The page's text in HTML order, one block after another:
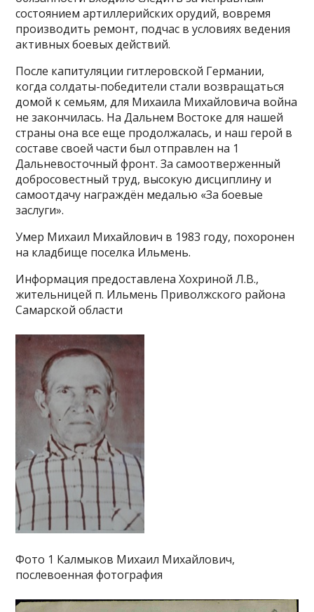
состоянием артиллерийских орудий, вовремя
производить ремонт, подчас в условиях ведения
активных боевых действий.
После капитуляции гитлеровской Германии,
когда солдаты-победители стали возвращаться
домой к семьям, для Михаила Михайловича война
не закончилась. На Дальнем Востоке для нашей
страны она все еще продолжалась, и наш герой в
составе своей части был отправлен на 1
Дальневосточный фронт. За самоотверженный
добросовестный труд, высокую дисциплину и
самоотдачу награждён медалью «За боевые
заслуги».
Умер Михаил Михайлович в 1983 году, похоронен
на кладбище поселка Ильмень.
Информация предоставлена Хохриной Л.В.,
жительницей п. Ильмень Приволжского района
Самарской области
Фото 1 Калмыков Михаил Михайлович,
послевоенная фотография